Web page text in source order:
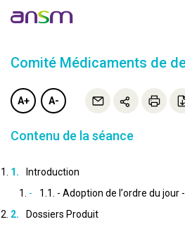
Comité Médicaments de
A+ A-
Contenu de la séance
Introduction
1.1. - Adoption de l’ordre du jour -
Dossiers Produit